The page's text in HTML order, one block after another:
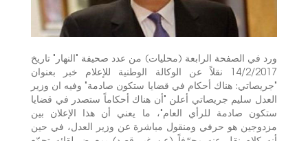
ورد في الصفحة الرابعة (محليات) من عدد صحيفة "النهار" تاريخ
14/2/2017 نقلاً عن الوكالة الوطنية للإعلام خبر بعنوان
"جريصاتي: هناك أحكام في قضايا ستكون صادمة" وفيه ان وزير
العدل سليم جريصاتي أعلن "أن هناك أحكاماً ستصدر في قضايا
ستكون صادمة للرأي العام"، ما يعني أن هذا الإعلان بين
مزدوجين هو حرفي ومنقول مباشرة عن وزير العدل، في حين